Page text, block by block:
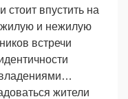
впустить на
жилую и нежилую
встречи
жители